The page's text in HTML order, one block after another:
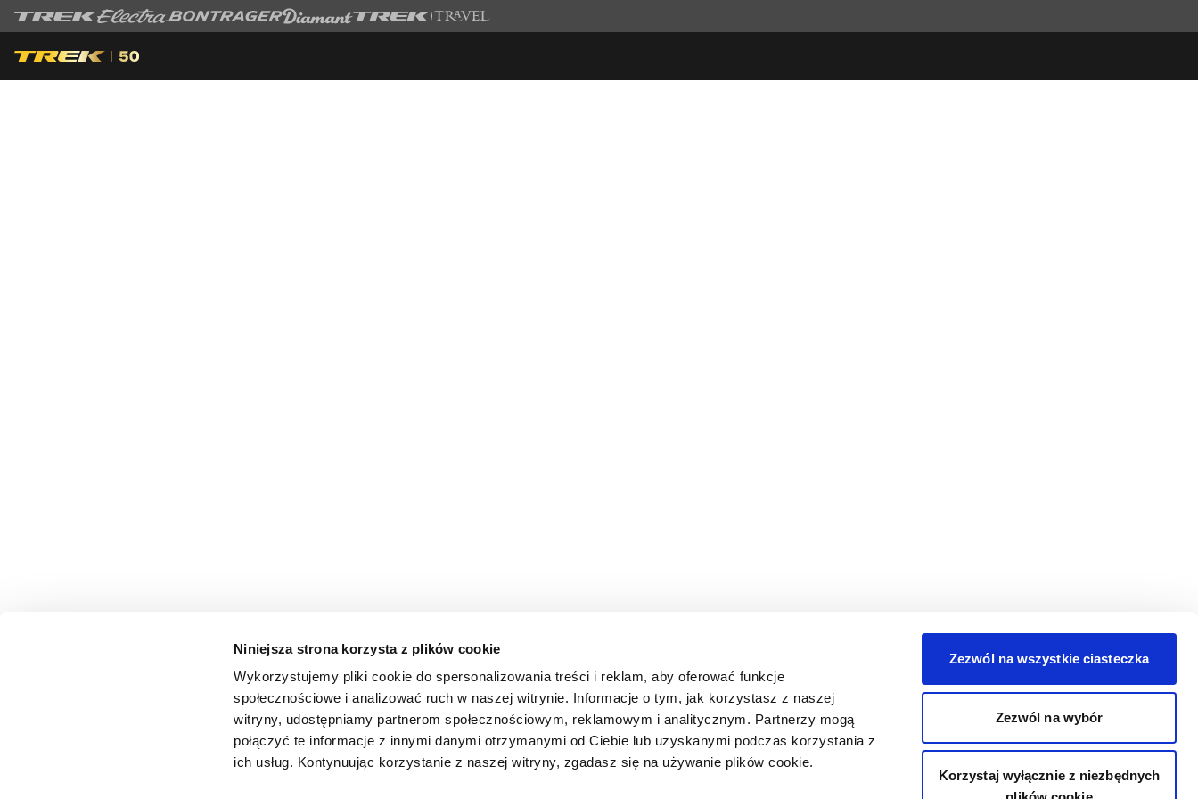
Niniejsza strona korzysta z plików cookie
Wykorzystujemy pliki cookie do spersonalizowania treści i reklam, aby oferować funkcje
społecznościowe i analizować ruch w naszej witrynie. Informacje o tym, jak korzystasz z naszej
witryny, udostępniamy partnerom społecznościowym, reklamowym i analitycznym. Partnerzy mogą
połączyć te informacje z innymi danymi otrzymanymi od Ciebie lub uzyskanymi podczas korzystania z
ich usług. Kontynuując korzystanie z naszej witryny, zgadasz się na używanie plików cookie.
Zezwól na wszystkie ciasteczka
Zezwól na wybór
Korzystaj wyłącznie z niezbędnych